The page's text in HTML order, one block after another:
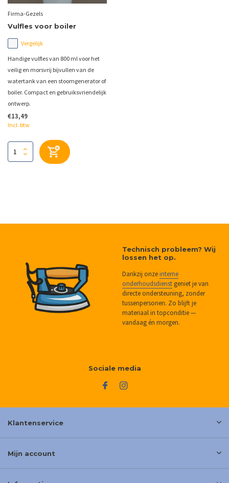
Firma-Gezels
Vulfles voor boiler
Vergelijk
Handige vulfles van 800 ml voor het
veilig en morsvrij bijvullen van de
watertank van een stoomgenerator of
boiler. Compact en gebruiksvriendelijk
ontwerp.
€13,49
Incl. btw
Technisch probleem? Wij
lossen het op.
Dankzij onzeinterne
onderhoudsdienst geniet je van
directe ondersteuning, zonder
tussenpersonen. Zo blijft je
materiaal in topconditie —
vandaag én morgen.
Sociale media
Klantenservice
Mijn account